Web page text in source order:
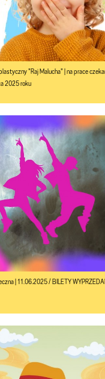
"Raj Malucha" | na prace
2025 roku
| 11.06.2025 / BILETY